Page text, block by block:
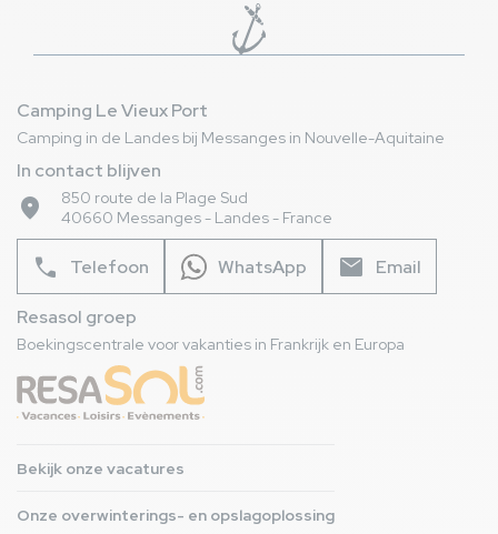
Camping Le Vieux Port
Camping in de Landes bij Messanges in Nouvelle-Aquitaine
In contact blijven
place
850 route de la Plage Sud
40660 Messanges - Landes - France
phone Telefoon WhatsApp mail Email
Resasol groep
Boekingscentrale voor vakanties in Frankrijk en Europa
Bekijk onze vacatures
Onze overwinterings- en opslagoplossing